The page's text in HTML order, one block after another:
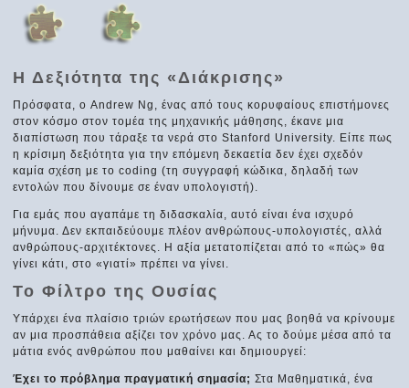
Η Δεξιότητα της «Διάκρισης»
Πρόσφατα, ο Andrew Ng, ένας από τους κορυφαίους επιστήμονες
στον κόσμο στον τομέα της μηχανικής μάθησης, έκανε μια
διαπίστωση που τάραξε τα νερά στο Stanford University. Είπε πως
η κρίσιμη δεξιότητα για την επόμενη δεκαετία δεν έχει σχεδόν
καμία σχέση με το coding (τη συγγραφή κώδικα, δηλαδή των
εντολών που δίνουμε σε έναν υπολογιστή).
Για εμάς που αγαπάμε τη διδασκαλία, αυτό είναι ένα ισχυρό
μήνυμα. Δεν εκπαιδεύουμε πλέον ανθρώπους-υπολογιστές, αλλά
ανθρώπους-αρχιτέκτονες. Η αξία μετατοπίζεται από το «πώς» θα
γίνει κάτι, στο «γιατί» πρέπει να γίνει.
Το Φίλτρο της Ουσίας
Υπάρχει ένα πλαίσιο τριών ερωτήσεων που μας βοηθά να κρίνουμε
αν μια προσπάθεια αξίζει τον χρόνο μας. Ας το δούμε μέσα από τα
μάτια ενός ανθρώπου που μαθαίνει και δημιουργεί:
Έχει το πρόβλημα πραγματική σημασία; Στα Μαθηματικά, ένα